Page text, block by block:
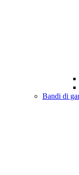
Bandi di